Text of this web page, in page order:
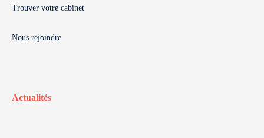
Trouver votre cabinet
Nous rejoindre
Actualités